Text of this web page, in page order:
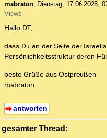
mabraton, Dienstag, 17.06.2025,
Views
Hallo DT,
dass Du an der Seite der
Persönlichkeitsstruktur deren
beste Grüße aus Ostpreußen
mabraton
antworten
gesamter Thread: